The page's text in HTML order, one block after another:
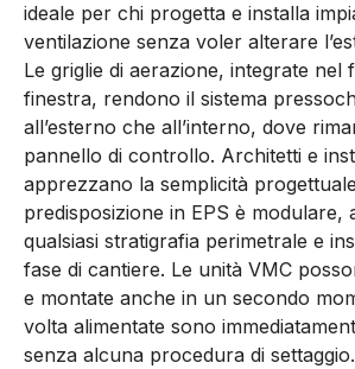
ideale per chi progetta e installa
ventilazione senza voler alterare
Le griglie di aerazione, integrate nel
finestra, rendono il sistema
all’esterno che all’interno, dove
pannello di controllo. Architetti e
apprezzano la semplicità
predisposizione in EPS è modulare,
qualsiasi stratigrafia perimetrale e
fase di cantiere. Le unità VMC
e montate anche in un secondo
volta alimentate sono
senza alcuna procedura di